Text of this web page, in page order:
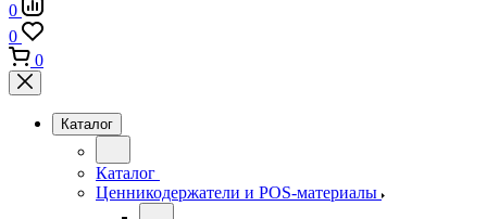
0
0
0
Каталог
Каталог
Ценникодержатели и POS-материалы